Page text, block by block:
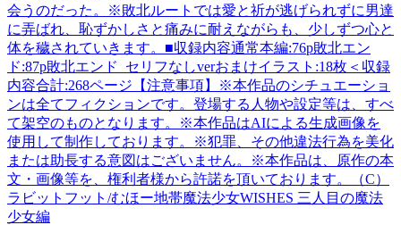
会うのだった。※敗北ルートでは愛と祈が逃げられずに男達
に弄ばれ、恥ずかしさと痛みに耐えながらも、少しずつ心と
体を穢されていきます。■収録内容通常本編:76p敗北エン
ド:87p敗北エンド_セリフなしverおまけイラスト:18枚＜収録
内容合計:268ページ【注意事項】※本作品のシチュエーショ
ンは全てフィクションです。登場する人物や設定等は、すべ
て架空のものとなります。※本作品はAIによる生成画像を
使用して制作しております。※犯罪、その他違法行為を美化
または助長する意図はございません。※本作品は、原作の本
文・画像等を、権利者様から許諾を頂いております。（C）
ラビットフット/むほー地帯魔法少女WISHES 三人目の魔法
少女編